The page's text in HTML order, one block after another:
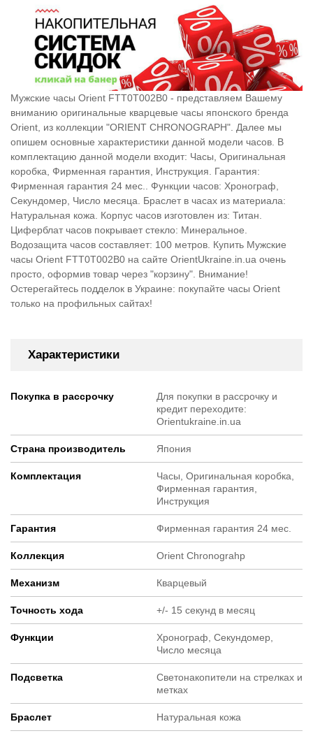
Мужские часы Orient FTT0T002B0 - представляем Вашему
вниманию оригинальные кварцевые часы японского бренда
Orient, из коллекции "ORIENT CHRONOGRAPH". Далее мы
опишем основные характеристики данной модели часов. В
комплектацию данной модели входит: Часы, Оригинальная
коробка, Фирменная гарантия, Инструкция. Гарантия:
Фирменная гарантия 24 мес.. Функции часов: Хронограф,
Секундомер, Число месяца. Браслет в часах из материала:
Натуральная кожа. Корпус часов изготовлен из: Титан.
Циферблат часов покрывает стекло: Минеральное.
Водозащита часов составляет: 100 метров. Купить Мужские
часы Orient FTT0T002B0 на сайте OrientUkraine.in.ua очень
просто, оформив товар через "корзину". Внимание!
Остерегайтесь подделок в Украине: покупайте часы Orient
только на профильных сайтах!
Характеристики
Покупка в рассрочку
Для покупки в рассрочку и
кредит переходите:
Orientukraine.in.ua
Страна производитель Япония
Комплектация
Часы, Оригинальная коробка,
Фирменная гарантия,
Инструкция
Гарантия Фирменная гарантия 24 мес.
Коллекция Orient Chronograhp
Механизм Кварцевый
Точность хода +/- 15 секунд в месяц
Функции
Хронограф, Секундомер,
Число месяца
Подсветка
Светонакопители на стрелках и
метках
Браслет Натуральная кожа